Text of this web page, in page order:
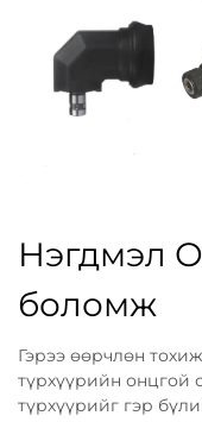
Нэгдмэл
боломж
Гэрээ өөрчлөн
түрхүүрийн онцгой
түрхүүрийг гэр